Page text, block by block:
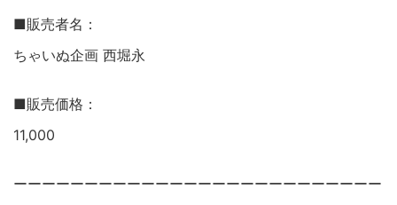
■販売者名：
ちゃいぬ企画 西堀永
■販売価格：
11,000
ーーーーーーーーーーーーーーーーーーーーーーーーーー